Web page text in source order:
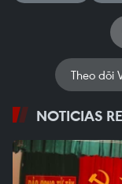
Theo dõi
NOTICIAS